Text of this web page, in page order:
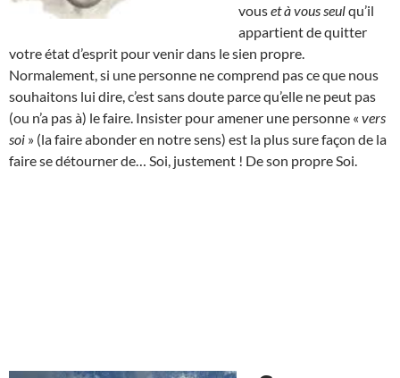
vouset à vous seulqu’il
appartient de quitter
votre état d’esprit pour venir dans le sien propre.
Normalement, si une personne ne comprend pas ce que nous
souhaitons lui dire, c’est sans doute parce qu’elle ne peut pas
(ou n’a pas à) le faire. Insister pour amener une personne « vers
soi » (la faire abonder en notre sens) est la plus sure façon de la
faire se détourner de… Soi, justement ! De son propre Soi.